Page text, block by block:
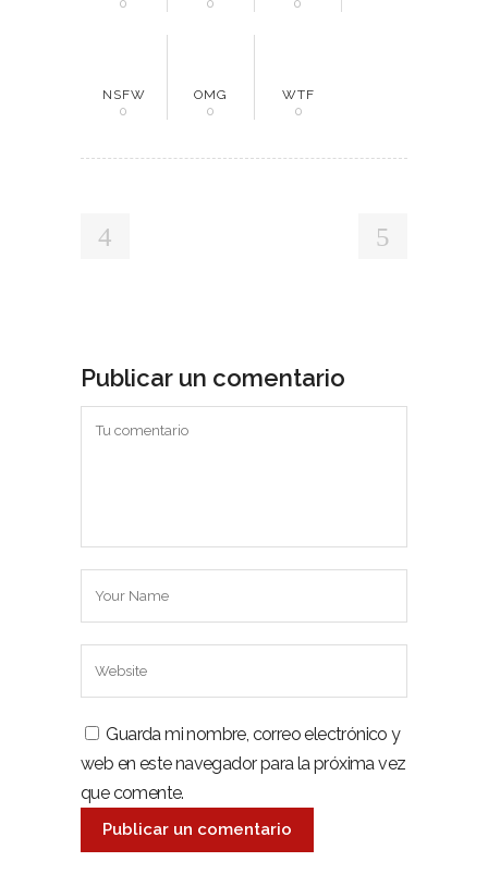
0 0 0
NSFW
0
OMG
0
WTF
0
Publicar un comentario
Guarda mi nombre, correo electrónico y
web en este navegador para la próxima vez
que comente.